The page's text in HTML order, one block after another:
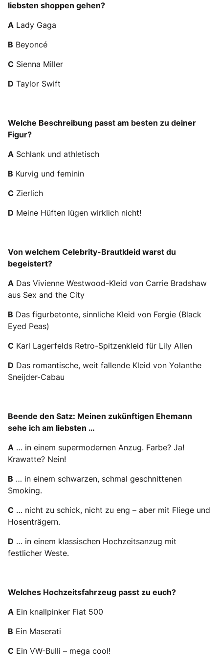
liebsten shoppen gehen?
A Lady Gaga
B Beyoncé
C Sienna Miller
D Taylor Swift
Welche Beschreibung passt am besten zu deiner
Figur?
A Schlank und athletisch
B Kurvig und feminin
C Zierlich
D Meine Hüften lügen wirklich nicht!
Von welchem Celebrity-Brautkleid warst du
begeistert?
A Das Vivienne Westwood-Kleid von Carrie Bradshaw
aus Sex and the City
B Das figurbetonte, sinnliche Kleid von Fergie (Black
Eyed Peas)
C Karl Lagerfelds Retro-Spitzenkleid für Lily Allen
D Das romantische, weit fallende Kleid von Yolanthe
Sneijder-Cabau
Beende den Satz: Meinen zukünftigen Ehemann
sehe ich am liebsten …
A … in einem supermodernen Anzug. Farbe? Ja!
Krawatte? Nein!
B … in einem schwarzen, schmal geschnittenen
Smoking.
C … nicht zu schick, nicht zu eng – aber mit Fliege und
Hosenträgern.
D … in einem klassischen Hochzeitsanzug mit
festlicher Weste.
Welches Hochzeitsfahrzeug passt zu euch?
A Ein knallpinker Fiat 500
B Ein Maserati
C Ein VW-Bulli – mega cool!